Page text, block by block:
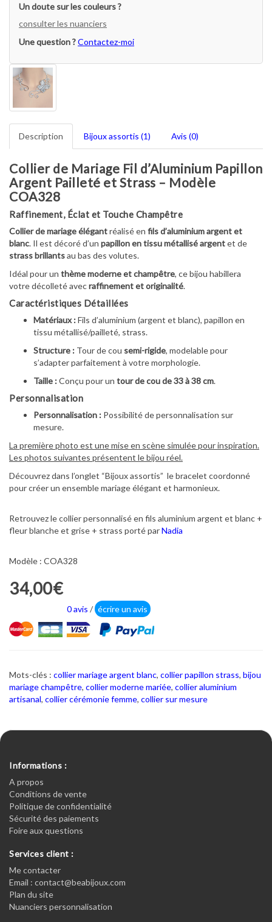
Un doute sur les couleurs ?
consulter les nuanciers
Une question ?Contactez-moi
Description Bijoux assortis (1) Avis (0)
Collier de Mariage Fil d’Aluminium Papillon
Argent Pailleté et Strass – Modèle
COA328
Raffinement, Éclat et Touche Champêtre
Collier de mariage élégantréalisé en fils d’aluminium argent et
blanc. Il est décoré d’un papillon en tissu métallisé argentet de
strass brillantsau bas des volutes.
Idéal pour un thème moderne et champêtre, ce bijou habillera
votre décolleté avecraffinement et originalité.
Caractéristiques Détaillées
Matériaux :Fils d’aluminium (argent et blanc), papillon en
tissu métallisé/pailleté, strass.
Structure : Tour de cou semi-rigide, modelable pour
s’adapter parfaitement à votre morphologie.
Taille :Conçu pour un tour de cou de 33 à 38 cm.
Personnalisation
Personnalisation : Possibilité de personnalisation sur
mesure.
La première photo est une mise en scène simulée pour inspiration.
Les photos suivantes présentent le bijou réel.
Découvrez dans l’onglet “Bijoux assortis” le bracelet coordonné
pour créer un ensemble mariage élégant et harmonieux.
Retrouvez le collier personnalisé en fils aluminium argent et blanc +
fleur blanche et grise + strass porté parNadia
Modèle : COA328
34,00€
0 avis / écrire un avis
Mots-clés : collier mariage argent blanc, collier papillon strass, bijou
mariage champêtre, collier moderne mariée, collier aluminium
artisanal, collier cérémonie femme, collier sur mesure
Informations :
A propos
Conditions de vente
Politique de confidentialité
Sécurité des paiements
Foire aux questions
Services client :
Me contacter
Email : contact@beabijoux.com
Plan du site
Nuanciers personnalisation